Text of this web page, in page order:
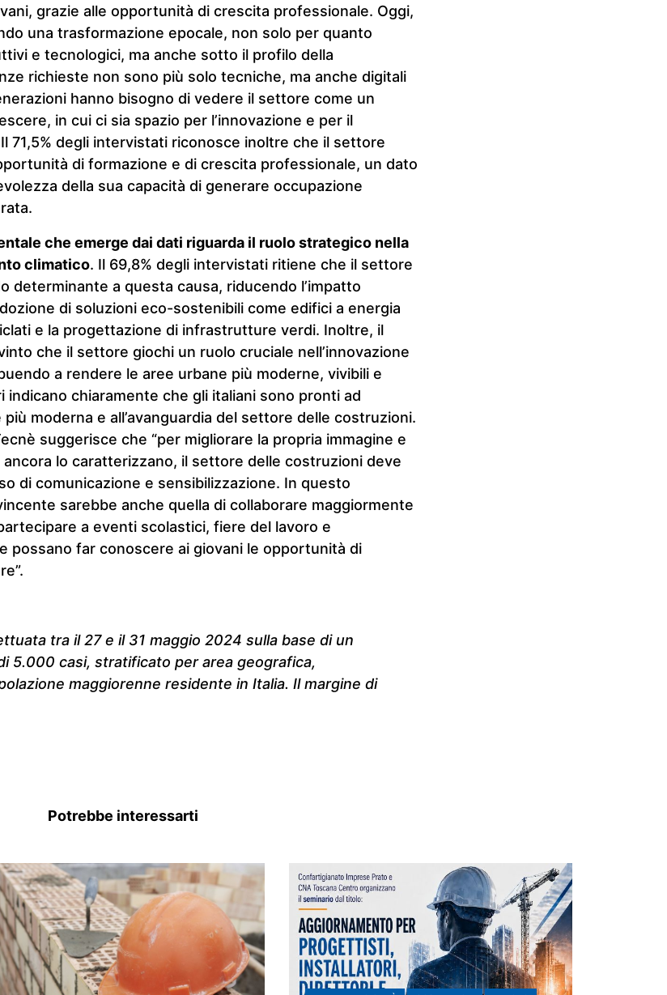
grazie alle opportunità di crescita professionale. Oggi,
una trasformazione epocale, non solo per quanto
e tecnologici, ma anche sotto il profilo della
richieste non sono più solo tecniche, ma anche digitali
hanno bisogno di vedere il settore come un
in cui ci sia spazio per l’innovazione e per il
71,5% degli intervistati riconosce inoltre che il settore
di formazione e di crescita professionale, un dato
della sua capacità di generare occupazione
che emerge dai dati riguarda il ruolo strategico nella
climatico. Il 69,8% degli intervistati ritiene che il settore
determinante a questa causa, riducendo l’impatto
di soluzioni eco-sostenibili come edifici a energia
e la progettazione di infrastrutture verdi. Inoltre, il
che il settore giochi un ruolo cruciale nell’innovazione
a rendere le aree urbane più moderne, vivibili e
indicano chiaramente che gli italiani sono pronti ad
più moderna e all’avanguardia del settore delle costruzioni.
suggerisce che “per migliorare la propria immagine e
lo caratterizzano, il settore delle costruzioni deve
di comunicazione e sensibilizzazione. In questo
sarebbe anche quella di collaborare maggiormente
a eventi scolastici, fiere del lavoro e
possano far conoscere ai giovani le opportunità di
tra il 27 e il 31 maggio 2024 sulla base di un
5.000 casi, stratificato per area geografica,
maggiorenne residente in Italia. Il margine di
Potrebbe interessarti